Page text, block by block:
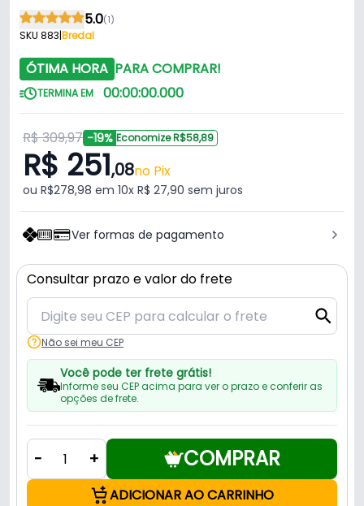
5.0(1)
SKU 883|Bredal
ÓTIMA HORA PARA COMPRAR!
TERMINA EM 00:00:00.000
R$ 309,97 -19% Economize R$58,89
R$ 251,08no Pix
ou R$278,98 em 10x R$ 27,90 sem juros
Ver formas de pagamento
Consultar prazo e valor do frete
Não sei meu CEP
Você pode ter frete grátis!
Informe seu CEP acima para ver o prazo e conferir as
opções de frete.
- + COMPRAR
ADICIONAR AO CARRINHO